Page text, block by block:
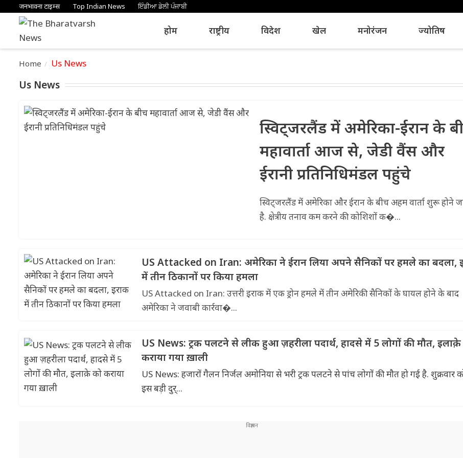
जनभावना टाइम्स Top Indian News ਇੰਡੀਆ ਡੇਲੀ ਪੰਜਾਬੀ
होम राष्ट्रीय विदेश खेल मनोरंजन ज्योतिष
Home Us News
Us News
स्विट्जरलैंड में अमेरिका-ईरान के
महावार्ता आज से, जेडी वैंस और
ईरानी प्रतिनिधिमंडल पहुंचे
स्विट्जरलैंड में अमेरिका और ईरान के बीच अहम वार्ता शुरू होने
है. क्षेत्रीय तनाव कम करने की कोशिशों क�...
US Attacked on Iran: अमेरिका ने ईरान लिया अपने सैनिकों पर हमले का बदला,
में तीन ठिकानों पर किया हमला
US Attacked on Iran: उत्तरी इराक में एक ड्रोन हमले में तीन अमेरिकी सैनिकों के घायल होने के बाद
अमेरिका ने जवाबी कार्रवा�...
US News: ट्रक पलटने से लीक हुआ ज़हरीला पदार्थ, हादसे में 5 लोगों की मौत,
कराया गया ख़ाली
US News: हजारों गैलन निर्जल अमोनिया से भरी ट्रक पलटने से पांच लोगों की मौत हो गई है. शुक्रवार
इस बड़ी दुर्...